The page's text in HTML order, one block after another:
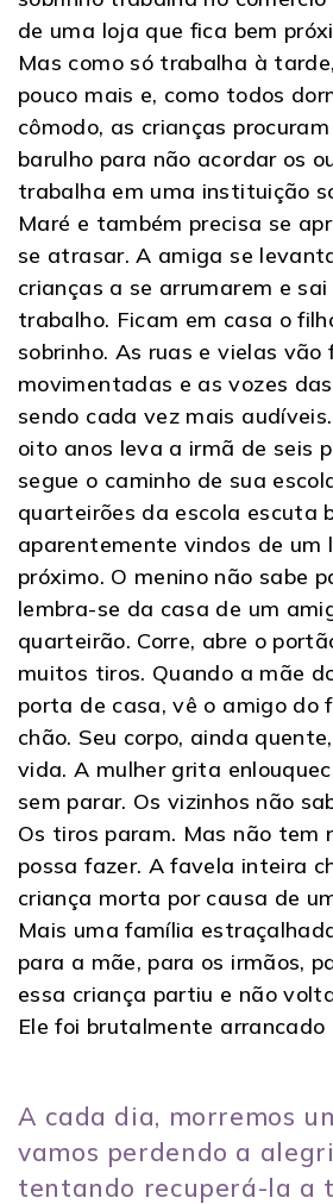
de uma loja que fica bem
Mas como só trabalha à
pouco mais e, como todos
cômodo, as crianças
barulho para não acordar os
trabalha em uma instituição
Maré e também precisa se
se atrasar. A amiga se
crianças a se arrumarem e
trabalho. Ficam em casa o
sobrinho. As ruas e vielas vão
movimentadas e as vozes
sendo cada vez mais
oito anos leva a irmã de seis
segue o caminho de sua
quarteirões da escola escuta
aparentemente vindos de um
próximo. O menino não sabe
lembra-se da casa de um
quarteirão. Corre, abre o
muitos tiros. Quando a mãe
porta de casa, vê o amigo do
chão. Seu corpo, ainda
vida. A mulher grita
sem parar. Os vizinhos não
Os tiros param. Mas não tem
possa fazer. A favela inteira
criança morta por causa de
Mais uma família
para a mãe, para os irmãos,
essa criança partiu e não
Ele foi brutalmente arrancado
A cada dia, morremos
vamos perdendo a
tentando recuperá-la a